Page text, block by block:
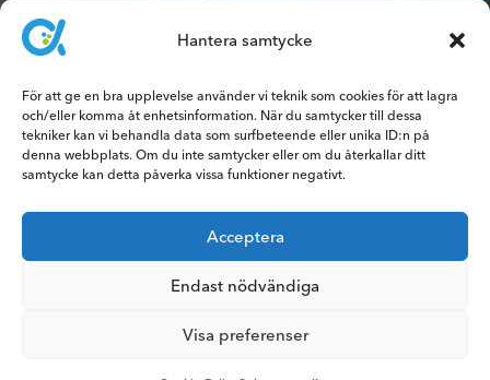
Hantera samtycke
För att ge en bra upplevelse använder vi teknik som cookies för att lagra
och/eller komma åt enhetsinformation. När du samtycker till dessa
tekniker kan vi behandla data som surfbeteende eller unika ID:n på
denna webbplats. Om du inte samtycker eller om du återkallar ditt
samtycke kan detta påverka vissa funktioner negativt.
Acceptera
Endast nödvändiga
Visa preferenser
ir@xintela.se
Prenumerera på pressmeddelanden,
rapporter, nyhetsbrev och analyser.